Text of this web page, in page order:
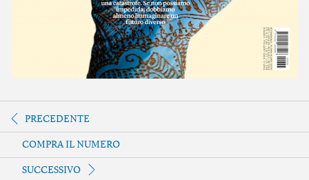
PRECEDENTE
COMPRA IL NUMERO
SUCCESSIVO